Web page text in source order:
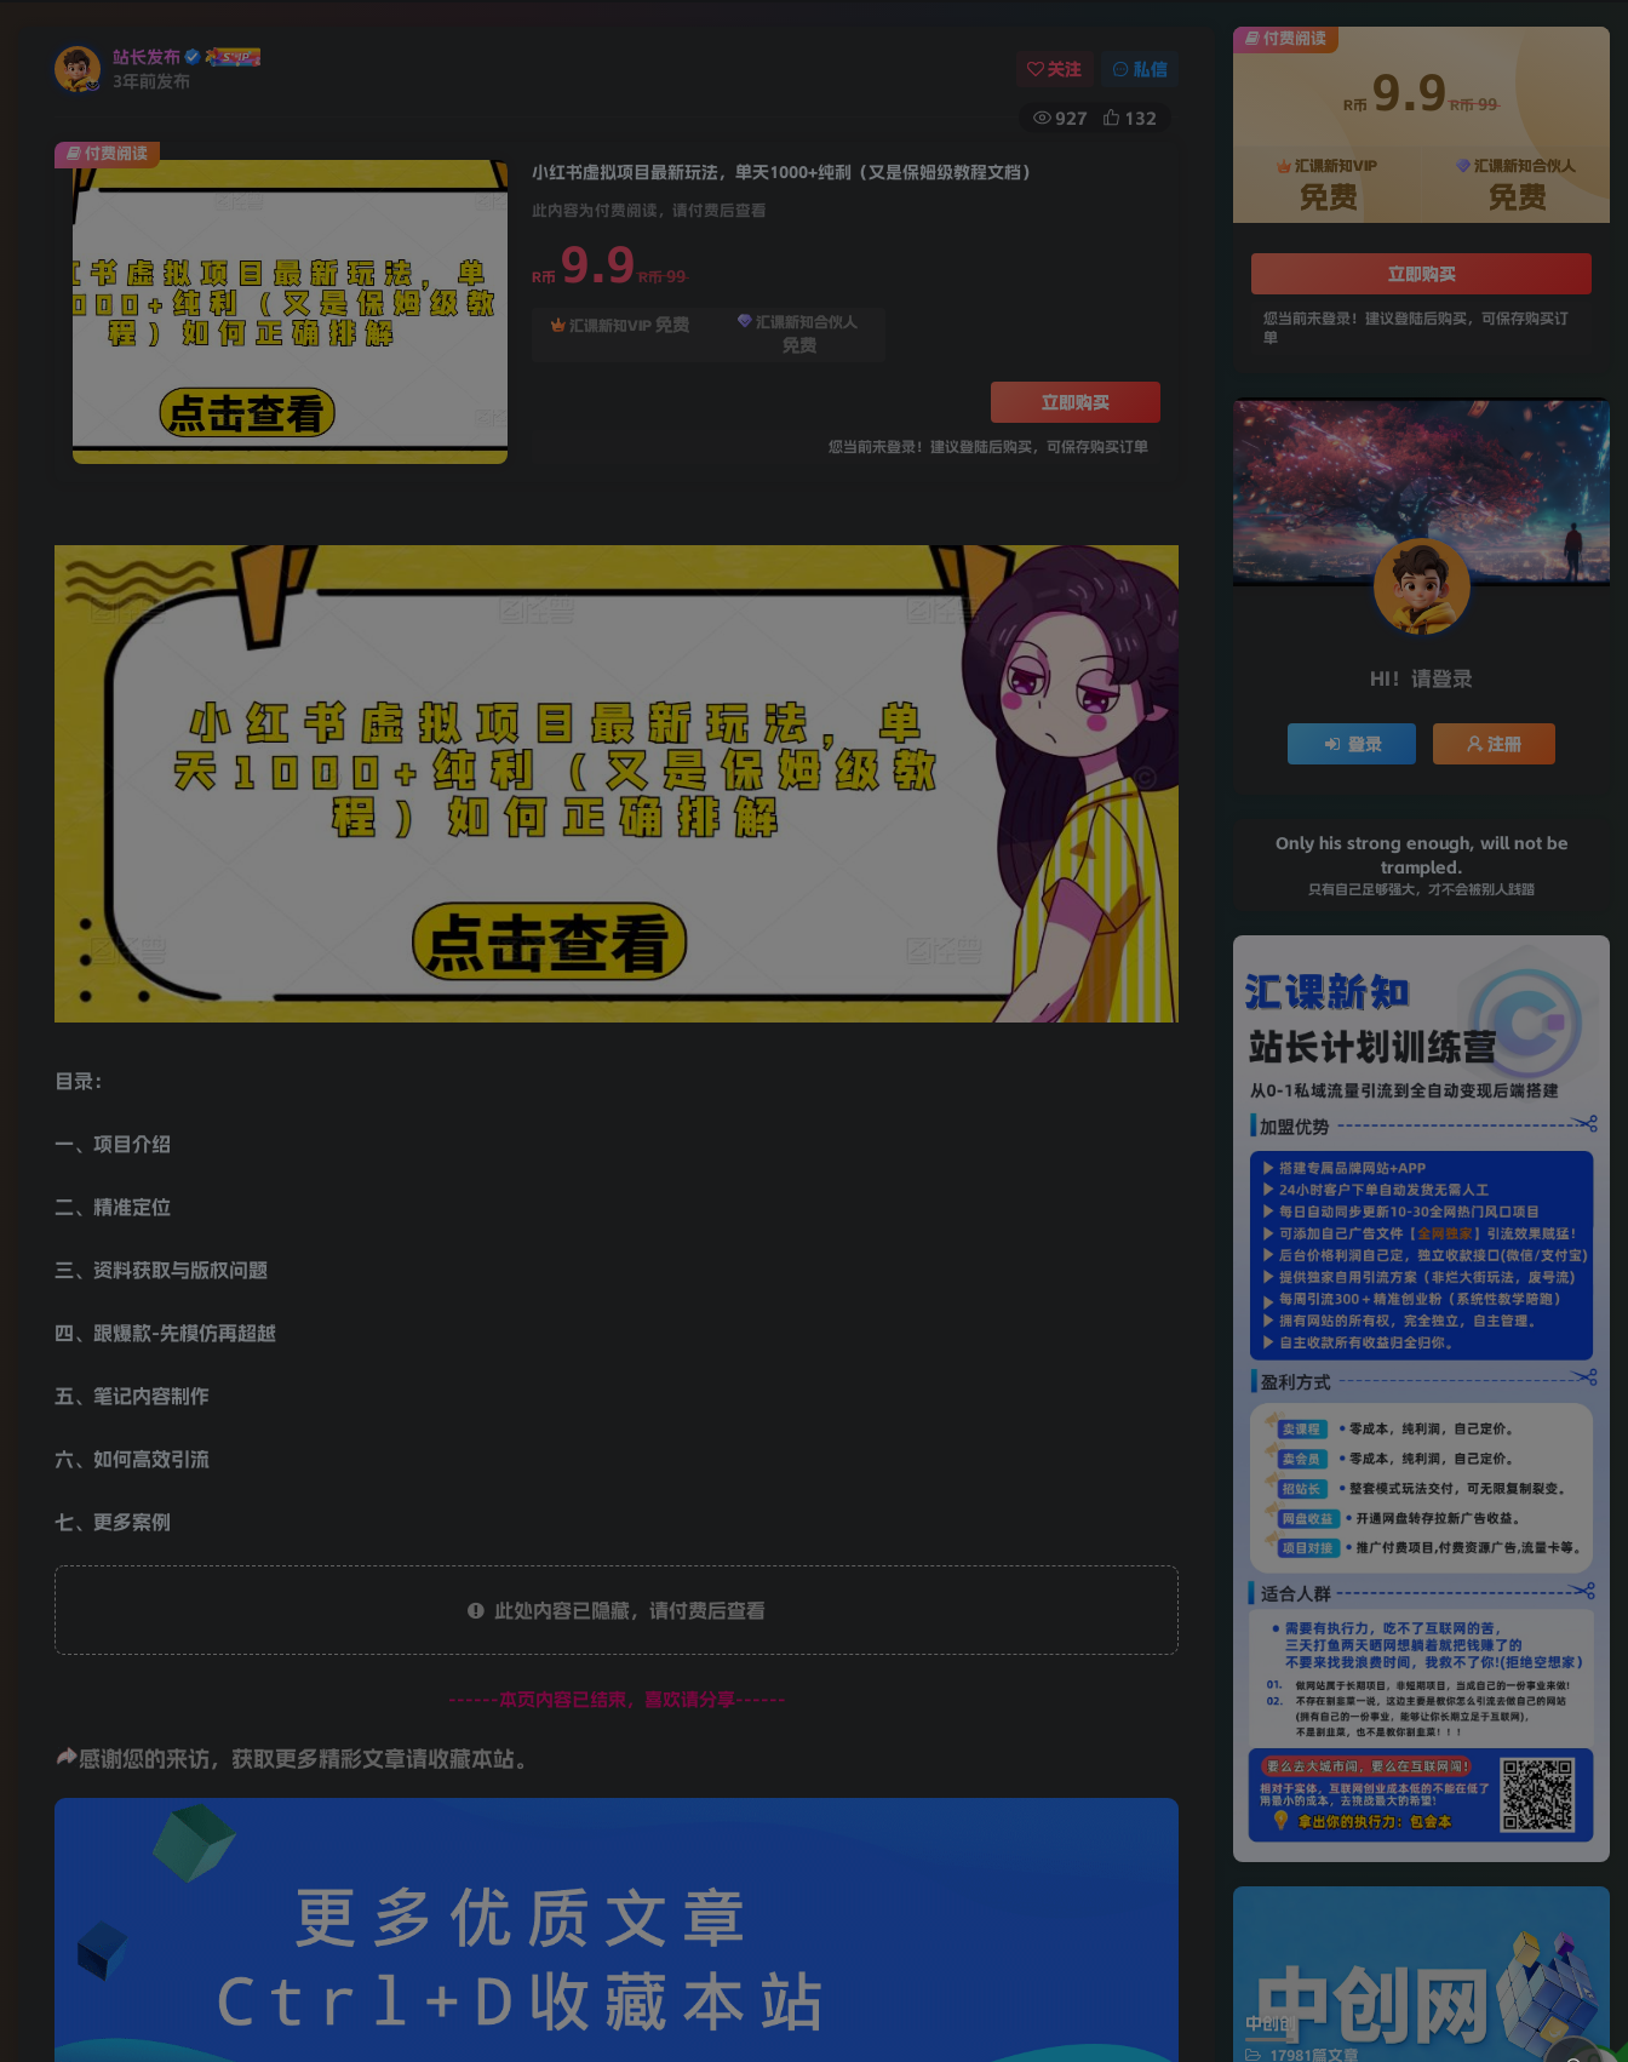
站长发布
3年前发布
关注 私信
927 132
小红书虚拟项目最新玩法，单天1000+纯利（又是保姆级教程文档）
此内容为付费阅读，请付费后查看
R币 9.9R币 99
汇课新知VIP 免费 汇课新知合伙人
免费
立即购买
您当前未登录！建议登陆后购买，可保存购买订单
付费阅读
目录：
一、项目介绍
二、精准定位
三、资料获取与版权问题
四、跟爆款-先模仿再超越
五、笔记内容制作
六、如何高效引流
七、更多案例
此处内容已隐藏，请付费后查看
------本页内容已结束，喜欢请分享------
感谢您的来访，获取更多精彩文章请收藏本站。
付费阅读
R币 9.9 R币 99
汇课新知VIP
免费
汇课新知合伙人
免费
立即购买
您当前未登录！建议登陆后购买，可保存购买订
单
HI！请登录
登录 注册
Only his strong enough, will not be
trampled.
只有自己足够强大，才不会被别人践踏
中创创
17981篇文章